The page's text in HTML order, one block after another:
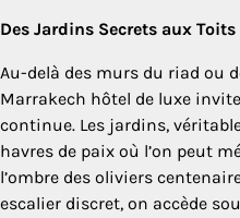
Des Jardins Secrets aux
Au-delà des murs du riad ou
Marrakech hôtel de luxe
continue. Les jardins,
havres de paix où l’on peut
l’ombre des oliviers
escalier discret, on accède